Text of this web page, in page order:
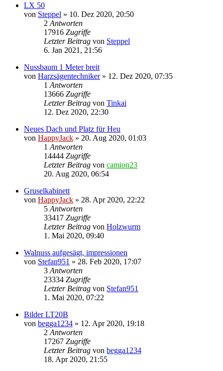
LX 50
von Steppel » 10. Dez 2020, 20:50
2 Antworten
17916 Zugriffe
Letzter Beitrag von Steppel
6. Jan 2021, 21:56
Nussbaum 1 Meter breit
von Harzsägentechniker» 12. Dez 2020, 07:35
1 Antworten
13666 Zugriffe
Letzter Beitrag von Tinkai
12. Dez 2020, 22:30
Neues Dach und Platz für Heu
von HappyJack » 20. Aug 2020, 01:03
1 Antworten
14444 Zugriffe
Letzter Beitrag von camion23
20. Aug 2020, 06:54
Gruselkabinett
von HappyJack » 28. Apr 2020, 22:22
5 Antworten
33417 Zugriffe
Letzter Beitrag von Holzwurm
1. Mai 2020, 09:40
Walnuss aufgesägt, impressionen
von Stefan951 » 28. Feb 2020, 17:07
3 Antworten
23334 Zugriffe
Letzter Beitrag von Stefan951
1. Mai 2020, 07:22
Bilder LT20B
von begga1234 » 12. Apr 2020, 19:18
2 Antworten
17267 Zugriffe
Letzter Beitrag von begga1234
18. Apr 2020, 21:55